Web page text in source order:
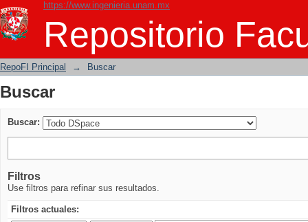
https://www.ingenieria.unam.mx
Repositorio
Buscar
RepoFI Principal → Buscar
Buscar
Buscar:
Filtros
Use filtros para refinar sus resultados.
Filtros actuales: